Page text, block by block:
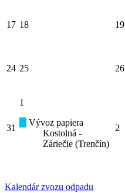
17 18 19
24 25 26
31
1
Vývoz papiera
Kostolná -
Záriečie (Trenčín)
2
Kalendár zvozu odpadu